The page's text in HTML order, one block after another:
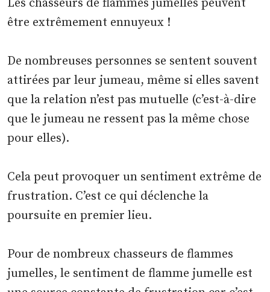
Les chasseurs de flammes jumelles peuvent
être extrêmement ennuyeux !
De nombreuses personnes se sentent souvent
attirées par leur jumeau, même si elles savent
que la relation n’est pas mutuelle (c’est-à-dire
que le jumeau ne ressent pas la même chose
pour elles).
Cela peut provoquer un sentiment extrême de
frustration. C’est ce qui déclenche la
poursuite en premier lieu.
Pour de nombreux chasseurs de flammes
jumelles, le sentiment de flamme jumelle est